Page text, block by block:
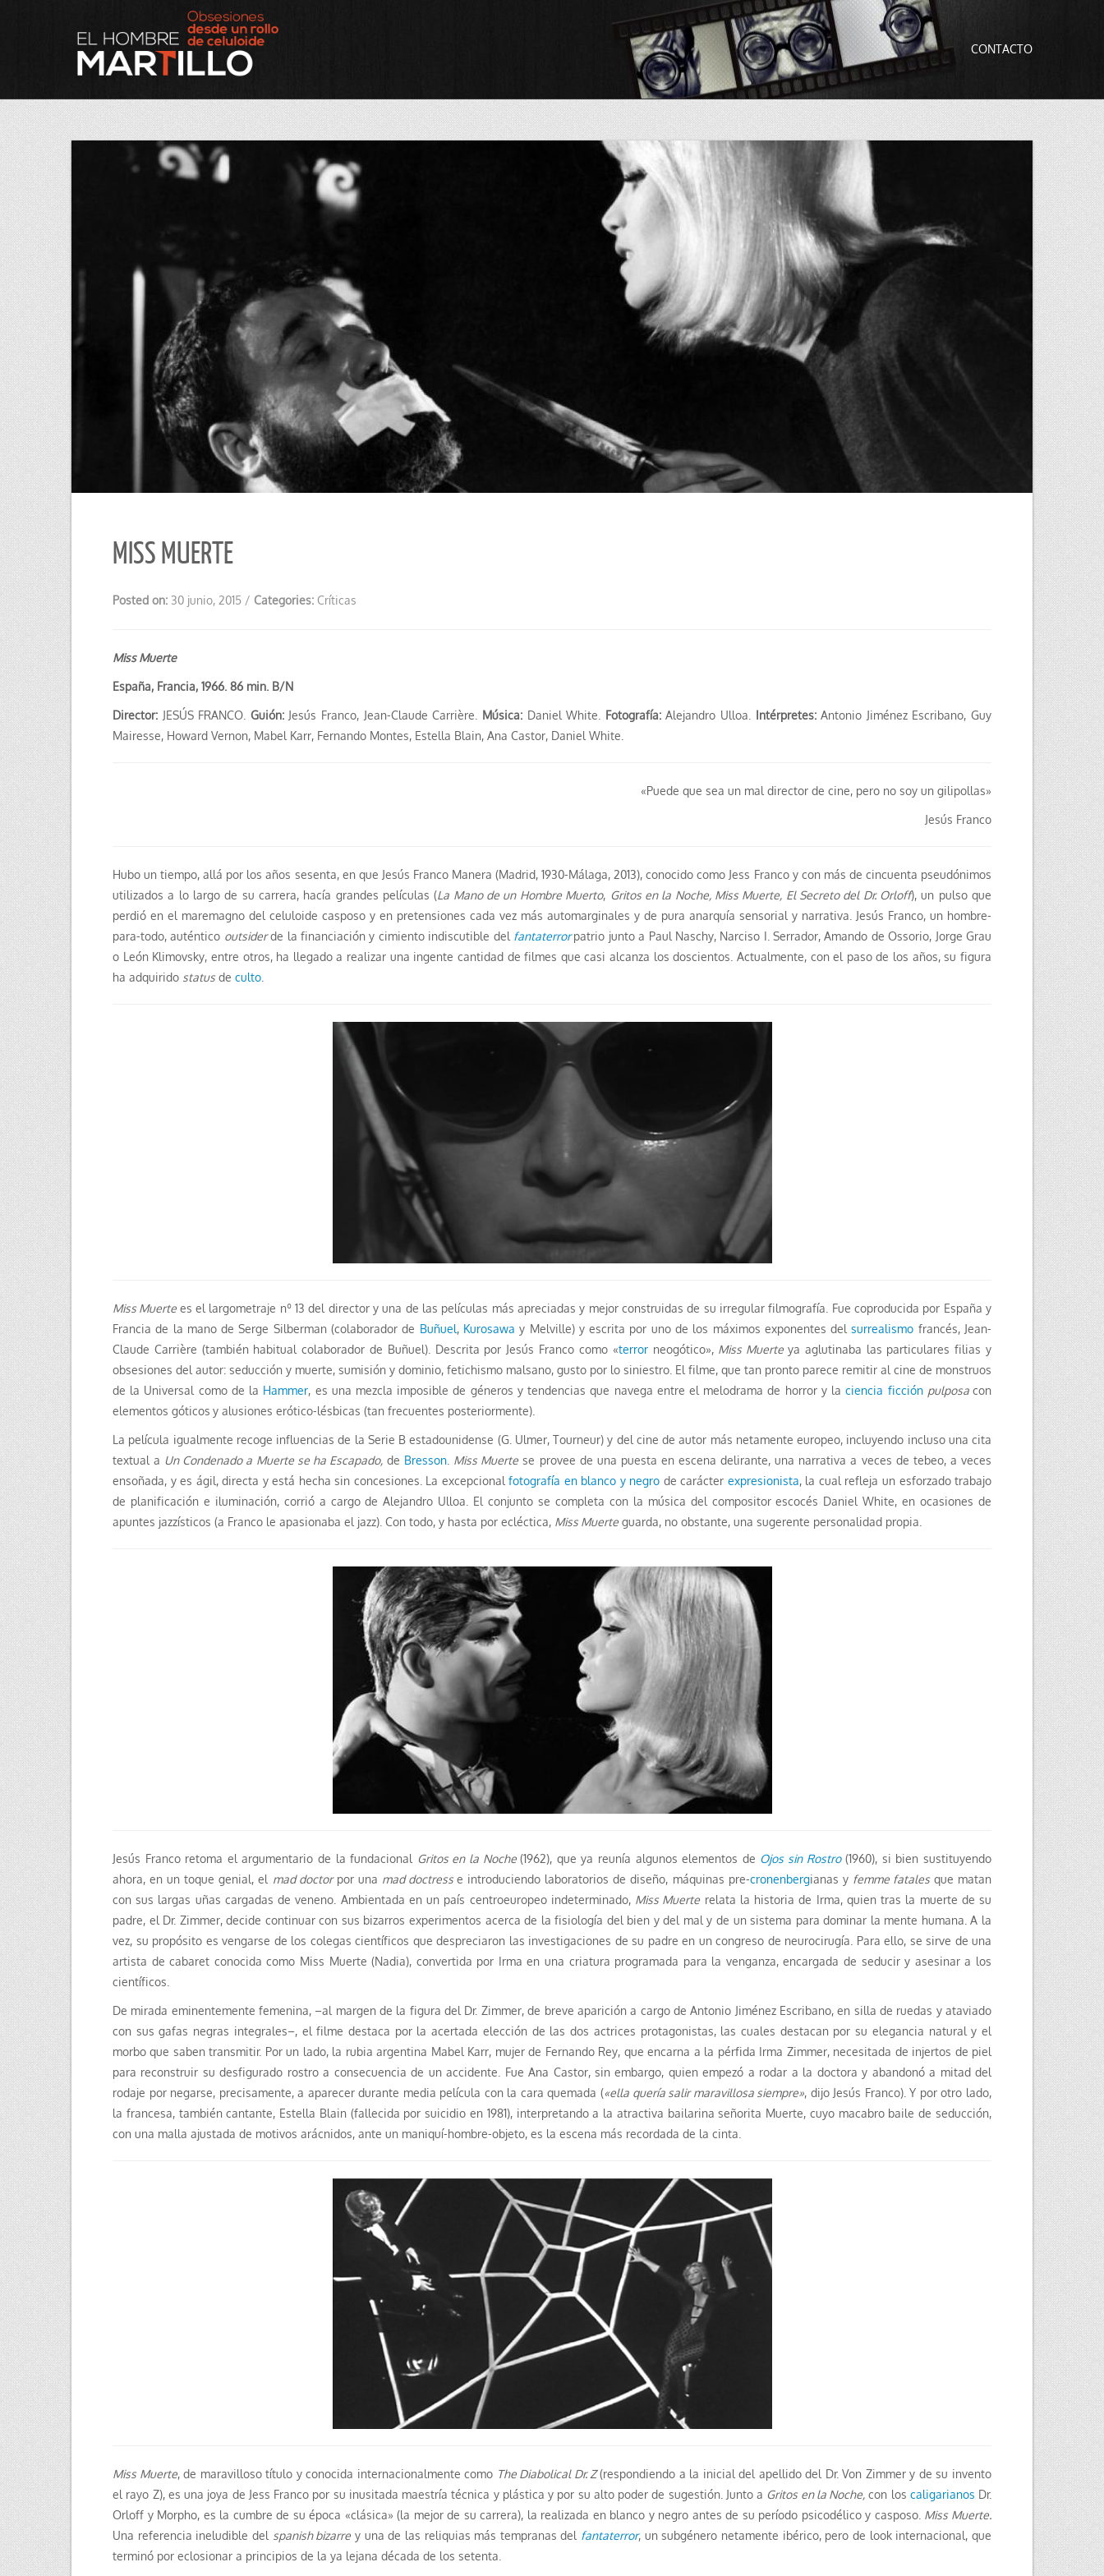
CONTACTO
MISS MUERTE
Posted on: 30 junio, 2015 / Categories: Críticas
Miss Muerte
España, Francia, 1966. 86 min. B/N
Director: JESÚS FRANCO. Guión:Jesús Franco, Jean-Claude Carrière. Música:Daniel White. Fotografía:Alejandro Ulloa. Intérpretes:Antonio Jiménez Escribano, Guy
Mairesse, Howard Vernon, Mabel Karr, Fernando Montes, Estella Blain, Ana Castor, Daniel White.
«Puede que sea un mal director de cine, pero no soy un gilipollas»
Jesús Franco
Hubo un tiempo, allá por los años sesenta, en que Jesús Franco Manera (Madrid, 1930-Málaga, 2013), conocido como Jess Franco y con más de cincuenta pseudónimos
utilizados a lo largo de su carrera, hacía grandes películas (La Mano de un Hombre Muerto, Gritos en la Noche, Miss Muerte, El Secreto del Dr. Orloff), un pulso que
perdió en el maremagno del celuloide casposo y en pretensiones cada vez más automarginales y de pura anarquía sensorial y narrativa. Jesús Franco, un hombre-
para-todo, auténtico outsiderde la financiación y cimiento indiscutible del fantaterror patrio junto a Paul Naschy, Narciso I. Serrador, Amando de Ossorio, Jorge Grau
o León Klimovsky, entre otros, ha llegado a realizar una ingente cantidad de filmes que casi alcanza los doscientos. Actualmente, con el paso de los años, su figura
ha adquirido status de culto
Miss Muerte es el largometraje nº 13 del director y una de las películas más apreciadas y mejor construidas de su irregular filmografía. Fue coproducida por España y
Francia de la mano de Serge Silberman (colaborador de Buñuel, Kurosawa y Melville) y escrita por uno de los máximos exponentes delsurrealismo francés, Jean-
Claude Carrière (también habitual colaborador de Buñuel). Descrita por Jesús Franco como «terrorneogótico», Miss Muerte ya aglutinaba las particulares filias y
obsesiones del autor: seducción y muerte, sumisión y dominio, fetichismo malsano, gusto por lo siniestro. El filme, que tan pronto parece remitir al cine de monstruos
de la Universal como de la Hammer, es una mezcla imposible de géneros y tendencias que navega entre el melodrama de horror y laciencia ficción pulposacon
elementos góticos y alusiones erótico-lésbicas (tan frecuentes posteriormente).
La película igualmente recoge influencias de la Serie B estadounidense (G. Ulmer, Tourneur) y del cine de autor más netamente europeo, incluyendo incluso una cita
textual a Un Condenado a Muerte se ha Escapado,de Bresson Miss Muerte se provee de una puesta en escena delirante, una narrativa a veces de tebeo, a veces
ensoñada, y es ágil, directa y está hecha sin concesiones. La excepcionalfotografía en blanco y negro de carácter expresionista, la cual refleja un esforzado trabajo
de planificación e iluminación, corrió a cargo de Alejandro Ulloa. El conjunto se completa con la música del compositor escocés Daniel White, en ocasiones de
apuntes jazzísticos (a Franco le apasionaba el jazz). Con todo, y hasta por ecléctica, Miss Muerte guarda, no obstante, una sugerente personalidad propia.
Jesús Franco retoma el argumentario de la fundacional Gritos en la Noche(1962), que ya reunía algunos elementos de Ojos sin Rostro(1960), si bien sustituyendo
ahora, en un toque genial, el mad doctorpor una mad doctresse introduciendo laboratorios de diseño, máquinas pre-cronenbergianas y femme fatalesque matan
con sus largas uñas cargadas de veneno. Ambientada en un país centroeuropeo indeterminado, Miss Muerte relata la historia de Irma, quien tras la muerte de su
padre, el Dr. Zimmer, decide continuar con sus bizarros experimentos acerca de la fisiología del bien y del mal y de un sistema para dominar la mente humana. A la
vez, su propósito es vengarse de los colegas científicos que despreciaron las investigaciones de su padre en un congreso de neurocirugía. Para ello, se sirve de una
artista de cabaret conocida como Miss Muerte (Nadia), convertida por Irma en una criatura programada para la venganza, encargada de seducir y asesinar a los
científicos.
De mirada eminentemente femenina, –al margen de la figura del Dr. Zimmer, de breve aparición a cargo de Antonio Jiménez Escribano, en silla de ruedas y ataviado
con sus gafas negras integrales–, el filme destaca por la acertada elección de las dos actrices protagonistas, las cuales destacan por su elegancia natural y el
morbo que saben transmitir. Por un lado, la rubia argentina Mabel Karr, mujer de Fernando Rey, que encarna a la pérfida Irma Zimmer, necesitada de injertos de piel
para reconstruir su desfigurado rostro a consecuencia de un accidente. Fue Ana Castor, sin embargo, quien empezó a rodar a la doctora y abandonó a mitad del
rodaje por negarse, precisamente, a aparecer durante media película con la cara quemada («ella quería salir maravillosa siempre», dijo Jesús Franco). Y por otro lado,
la francesa, también cantante, Estella Blain (fallecida por suicidio en 1981), interpretando a la atractiva bailarina señorita Muerte, cuyo macabro baile de seducción,
con una malla ajustada de motivos arácnidos, ante un maniquí-hombre-objeto, es la escena más recordada de la cinta.
Miss Muerte, de maravilloso título y conocida internacionalmente como The Diabolical Dr. Z(respondiendo a la inicial del apellido del Dr. Von Zimmer y de su invento
el rayo Z), es una joya de Jess Franco por su inusitada maestría técnica y plástica y por su alto poder de sugestión. Junto a Gritos en la Noche, con los caligarianos Dr.
Orloff y Morpho, es la cumbre de su época «clásica» (la mejor de su carrera), la realizada en blanco y negro antes de su período psicodélico y casposo. Miss Muerte.
Una referencia ineludible del spanish bizarre y una de las reliquias más tempranas del fantaterror, un subgénero netamente ibérico, pero de look internacional, que
terminó por eclosionar a principios de la ya lejana década de los setenta.